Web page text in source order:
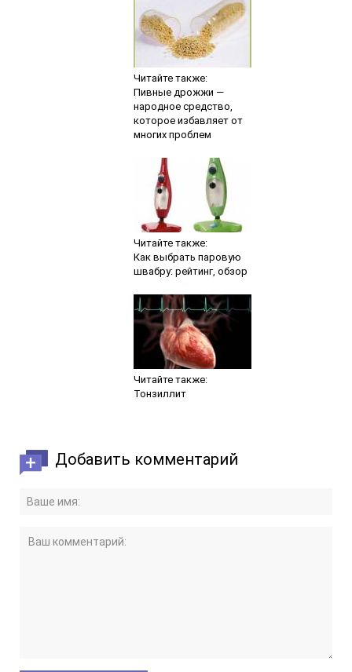
Читайте также:
Пивные дрожжи —
народное средство,
которое избавляет от
многих проблем
Читайте также:
Как выбрать паровую
швабру: рейтинг, обзор
Читайте также:
Тонзиллит
Добавить комментарий